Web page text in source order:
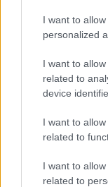
I want to
personalized
I want to
related to
device
I want to
related to
I want to
related to
Η ενίσχυση
Αθηναίων
λειτουργίας
της και την
γειτονιές της
πρώτοι όλες τις